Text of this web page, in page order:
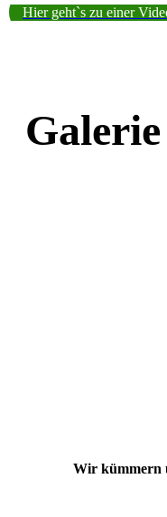
Hier geht`s zu einer
Wir kümmern